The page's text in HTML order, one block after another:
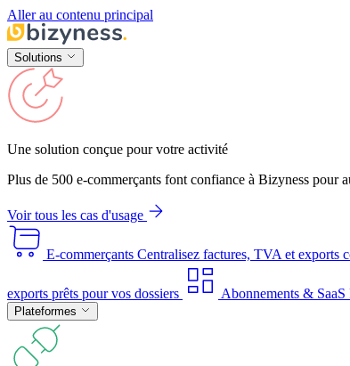
Aller au contenu principal
Solutions
Une solution conçue pour votre activité
Plus de 500 e-commerçants font confiance à Bizyness
Voir tous les cas d'usage
E-commerçants Centralisez factures, TVA et exports
exports prêts pour vos dossiers Abonnements & SaaS
Plateformes